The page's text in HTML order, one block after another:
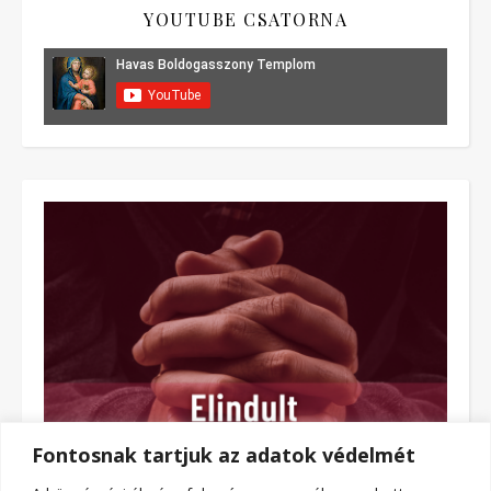
Fontosnak tartjuk az adatok védelmét
YOUTUBE CSATORNA